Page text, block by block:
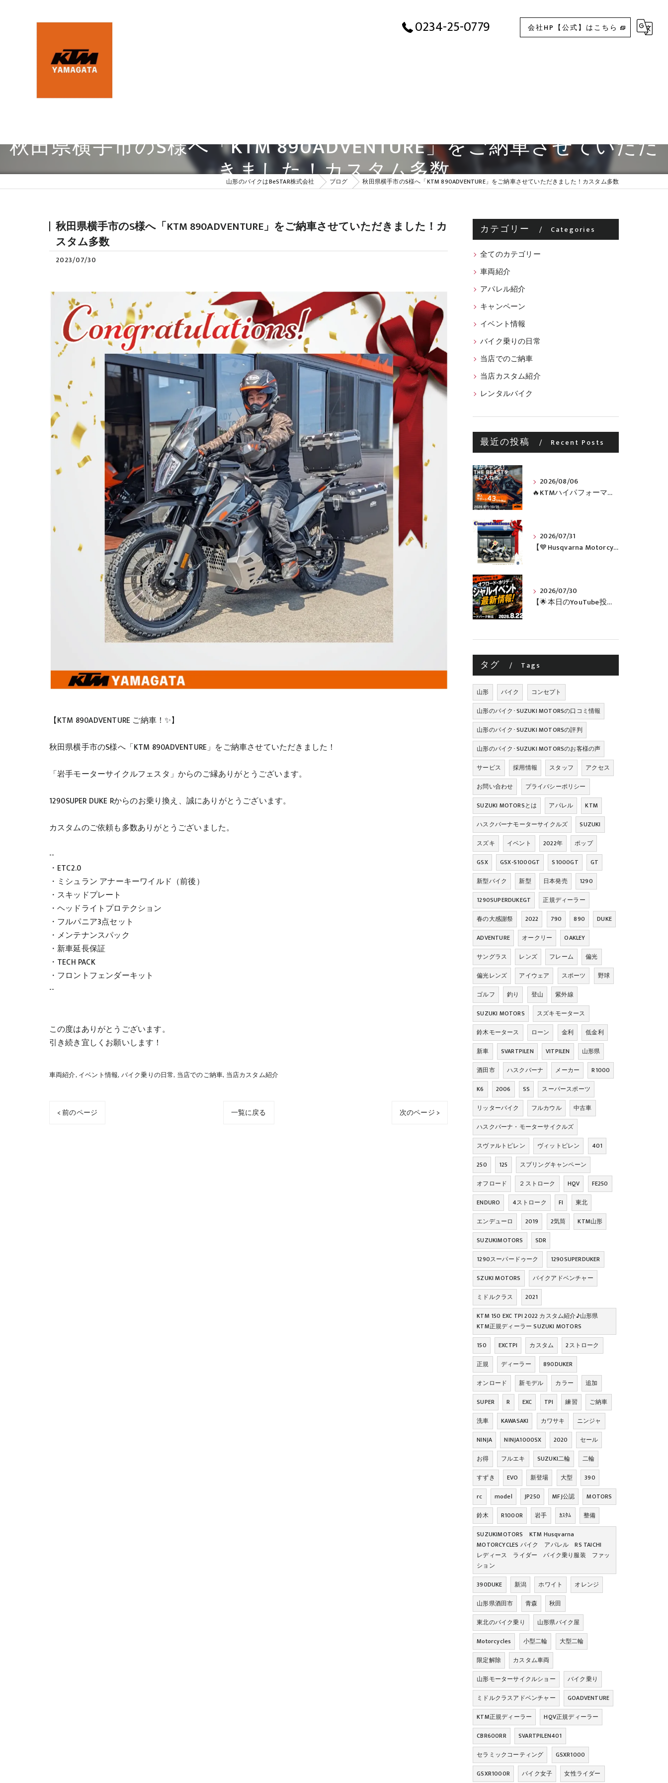
0234-25-0779 会社HP【公式】はこちら
秋田県横手市のS様へ「KTM 890ADVENTURE」をご納車させていただ
きました！カスタム多数
山形のバイクはBeSTAR株式会社 ブログ 秋田県横手市のS様へ「KTM 890ADVENTURE」をご納車させていただきました！カスタム多数
秋田県横手市のS様へ「KTM 890ADVENTURE」をご納車させていただきました！カ
スタム多数
2023/07/30
【KTM 890ADVENTURE ご納車！✨】
秋田県横手市のS様へ「KTM 890ADVENTURE」をご納車させていただきました！
「岩手モーターサイクルフェスタ」からのご縁ありがとうございます。
1290SUPER DUKE Rからのお乗り換え、誠にありがとうございます。
カスタムのご依頼も多数ありがとうございました。
--
・ETC2.0
・ミシュラン アナーキーワイルド（前後）
・スキッドプレート
・ヘッドライトプロテクション
・フルパニア3点セット
・メンテナンスパック
・新車延長保証
・TECH PACK
・フロントフェンダーキット
--
この度はありがとうございます。
引き続き宜しくお願いします！
車両紹介 イベント情報 バイク乗りの日常 当店でのご納車 当店カスタム紹介
< 前のページ 一覧に戻る 次のページ >
カテゴリー Categories
全てのカテゴリー
車両紹介
アパレル紹介
キャンペーン
イベント情報
バイク乗りの日常
当店でのご納車
当店カスタム紹介
レンタルバイク
最近の投稿 Recent Posts
2026/08/06
🔥KTMハイパフォーマンスネイキッドがお得に手に入るチャンス🔥
2026/07/31
【💙Husqvarna Motorcycles / NORDEN 901💙】 ご納車おめでとうございます🎉✨
2026/07/30
【🌟本日のYouTube投稿完了🌟】 🔥田中太一さんをスペシャルゲストに🔥 8月22日(土)オフロード・ホリデー最新情報！！
タグ Tags
山形 バイク
コンセプト
山形のバイク･SUZUKI MOTORSの口コミ情報
山形のバイク･SUZUKI MOTORSの評判
山形のバイク･SUZUKI MOTORSのお客様の声
サービス
採用情報 スタッフ
アクセス
お問い合わせ
プライバシーポリシー
SUZUKI MOTORSとは
アパレル
KTM
ハスクバーナモーターサイクルズ
SUZUKI
スズキ
イベント 2022年
ポップ
GSX
GSX-S1000GT S1000GT
GT
新型バイク
新型 日本発売
1290
1290SUPERDUKEGT
正規ディーラー
春の大感謝祭
2022 790 890
DUKE
ADVENTURE
オークリー
OAKLEY
サングラス
レンズ フレーム
偏光
偏光レンズ
アイウェア スポーツ
野球
ゴルフ
釣り 登山
紫外線
SUZUKI MOTORS
スズキモータース
鈴木モータース
ローン 金利
低金利
新車
SVARTPILEN VITPILEN
山形県
酒田市
ハスクバーナ メーカー
R1000
K6
2006 SS
スーパースポーツ
リッターバイク
フルカウル
中古車
ハスクバーナ・モーターサイクルズ
スヴァルトピレン
ヴィットピレン
401
250
125
スプリングキャンペーン
オフロード
２ストローク HQV
FE250
ENDURO
4ストローク FI
東北
エンデューロ
2019 2気筒
KTM山形
SUZUKIMOTORS
SDR
1290スーパードゥーク
1290SUPERDUKER
SZUKI MOTORS
バイクアドベンチャー
ミドルクラス
2021
KTM 150 EXC TPI 2022 カスタム紹介♪山形県
KTM正規ディーラー SUZUKI MOTORS
150
EXCTPI カスタム
2ストローク
正規
ディーラー
890DUKER
オンロード
新モデル カラー
追加
SUPER
R EXC TPI 練習
ご納車
洗車
KAWASAKI カワサキ
ニンジャ
NINJA
NINJA1000SX 2020
セール
お得
フルエキ SUZUKI二輪
二輪
すずき
EVO 新登場 大型
390
rc
model JP250 MFJ公認
MOTORS
鈴木
R1000R 岩手 ｶｽﾀﾑ
整備
SUZUKIMOTORS KTM Husqvarna
MOTORCYCLES バイク アパレル RS TAICHI
レディース ライダー バイク乗り服装 ファッ
ション
390DUKE
新潟 ホワイト
オレンジ
山形県酒田市
青森
秋田
東北のバイク乗り
山形県バイク屋
Motorcycles
小型二輪
大型二輪
限定解除
カスタム車両
山形モーターサイクルショー
バイク乗り
ミドルクラスアドベンチャー
GOADVENTURE
KTM正規ディーラー
HQV正規ディーラー
CBR600RR
SVARTPILEN401
セラミックコーティング
GSXR1000
GSXR1000R
バイク女子 女性ライダー